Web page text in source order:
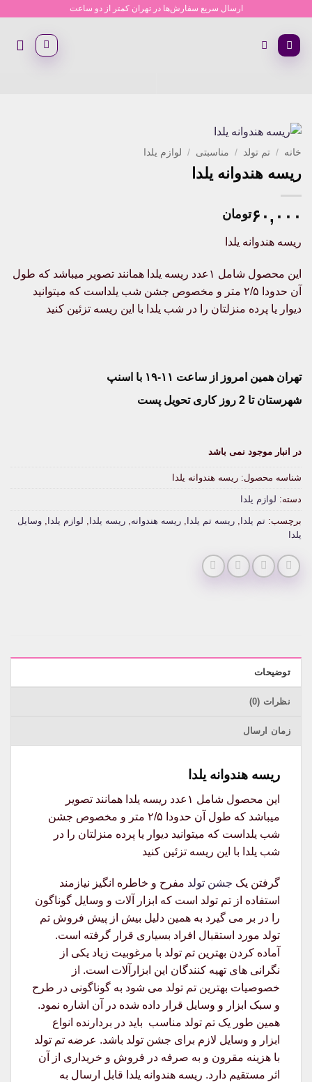
content
ارسال سریع سفارش‌ها در تهران کمتر از دو ساعت
خانه / تم تولد / مناسبتی / لوازم یلدا
ریسه هندوانه یلدا
۶۰,۰۰۰تومان
ریسه هندوانه یلدا
این محصول شامل ۱عدد ریسه یلدا همانند تصویر میباشد که طول
آن حدودا ۲/۵ متر و مخصوص جشن شب یلداست که میتوانید
دیوار یا پرده منزلتان را در شب یلدا با این ریسه تزئین کنید
تهران همین امروز از ساعت ۱۱-۱۹ با اسنپ
شهرستان تا 2 روز کاری تحویل پست
در انبار موجود نمی باشد
شناسه محصول: ریسه هندوانه یلدا
دسته: لوازم یلدا
برچسب: تم یلدا , ریسه تم یلدا , ریسه هندوانه, ریسه یلدا , لوازم یلدا , وسایل
یلدا
توضیحات
نظرات (0)
زمان ارسال
ریسه هندوانه یلدا
این محصول شامل ۱عدد ریسه یلدا همانند تصویر
میباشد که طول آن حدودا ۲/۵ متر و مخصوص جشن
شب یلداست که میتوانید دیوار یا پرده منزلتان را در
شب یلدا با این ریسه تزئین کنید
گرفتن یک جشن تولد مفرح و خاطره انگیز نیازمند
استفاده از تم تولد است که ابزار آلات و وسایل گوناگون
را در بر می گیرد به همین دلیل بیش از پیش فروش تم
تولد مورد استقبال افراد بسیاری قرار گرفته است.
آماده کردن بهترین تم تولد با مرغوبیت زیاد یکی از
نگرانی های تهیه کنندگان این ابزارآلات است. از
خصوصیات بهترین تم تولد می شود به گوناگونی در طرح
و سبک ابزار و وسایل قرار داده شده در آن اشاره نمود.
همین طور یک تم تولد مناسب باید در بردارنده انواع
ابزار و وسایل لازم برای جشن تولد باشد. عرضه تم تولد
با هزینه مقرون و به صرفه در فروش و خریداری از آن
اثر مستقیم دارد. ریسه هندوانه یلدا قابل ارسال به